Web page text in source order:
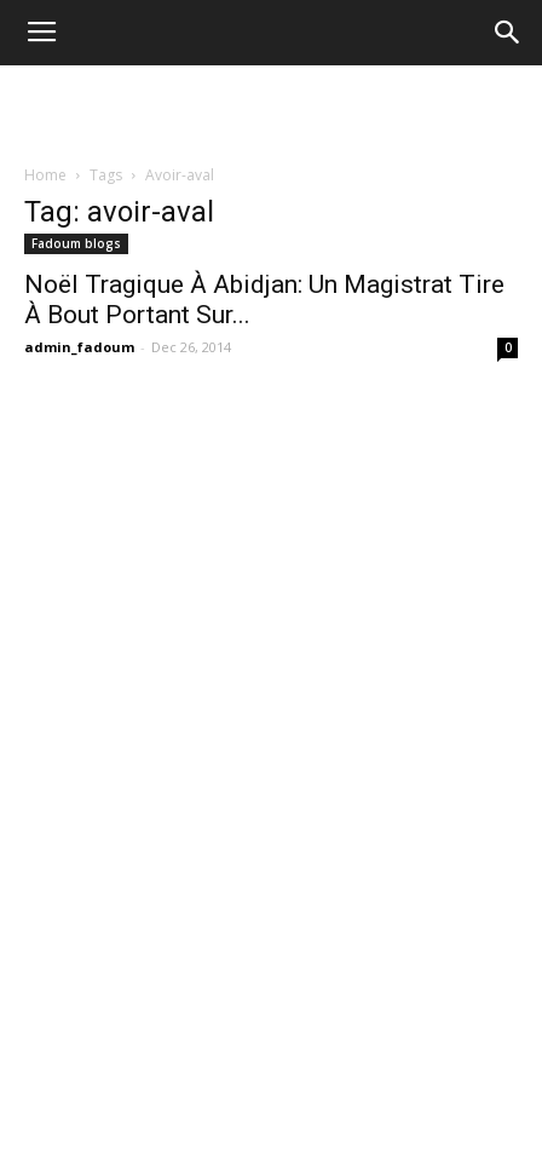
Home Tags Avoir-aval
Tag: avoir-aval
Fadoum blogs
Noël Tragique À Abidjan: Un Magistrat Tire
À Bout Portant Sur...
admin_fadoum - Dec 26, 2014 0